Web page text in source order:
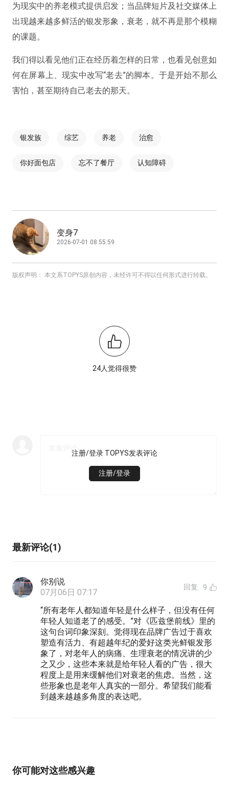
为现实中的养老模式提供启发；当品牌短片及社交媒体上
出现越来越多鲜活的银发形象，衰老，就不再是那个模糊
的课题。
我们得以看见他们正在经历着怎样的日常，也看见创意如
何在屏幕上、现实中改写“老去”的脚本。于是开始不那么
害怕，甚至期待自己老去的那天。
银发族 综艺 养老 治愈
你好面包店 忘不了餐厅 认知障碍
变身7
2026-07-01 08:55:59
版权声明： 本文系TOPYS原创内容，未经许可不得以任何形式进行转载。
24人觉得很赞
注册/登录 TOPYS发表评论
注册/登录
最新评论(1)
你别说
07月06日 07:17
回复 9
“所有老年人都知道年轻是什么样子，但没有任何
年轻人知道老了的感受。”对《匹兹堡前线》里的
这句台词印象深刻。觉得现在品牌广告过于喜欢
塑造有活力、有超越年纪的爱好这类光鲜银发形
象了，对老年人的病痛、生理衰老的情况讲的少
之又少，这些本来就是给年轻人看的广告，很大
程度上是用来缓解他们对衰老的焦虑。当然，这
些形象也是老年人真实的一部分。希望我们能看
到越来越越多角度的表达吧。
你可能对这些感兴趣